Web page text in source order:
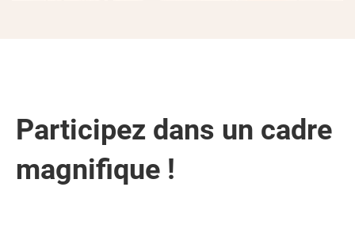
Participez dans un cadre
magnifique !